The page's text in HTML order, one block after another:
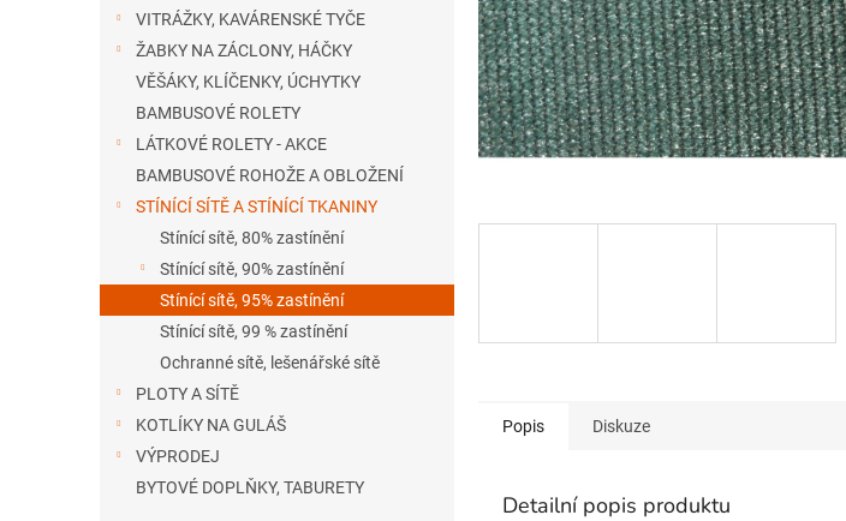
VITRÁŽKY, KAVÁRENSKÉ TYČE
ŽABKY NA ZÁCLONY, HÁČKY
VĚŠÁKY, KLÍČENKY, ÚCHYTKY
BAMBUSOVÉ ROLETY
LÁTKOVÉ ROLETY - AKCE
BAMBUSOVÉ ROHOŽE A OBLOŽENÍ
STÍNÍCÍ SÍTĚ A STÍNÍCÍ TKANINY
Stínící sítě, 80% zastínění
Stínící sítě, 90% zastínění
Stínící sítě, 95% zastínění
Stínící sítě, 99 % zastínění
Ochranné sítě, lešenářské sítě
PLOTY A SÍTĚ
KOTLÍKY NA GULÁŠ
VÝPRODEJ
BYTOVÉ DOPLŇKY, TABURETY
Popis Diskuze
Detailní popis produktu